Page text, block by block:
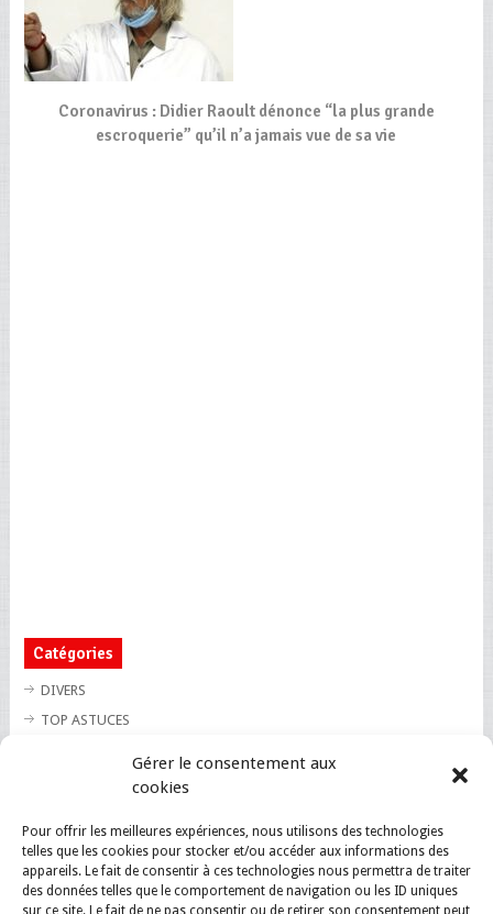
Gérer le consentement aux
cookies
Pour offrir les meilleures expériences, nous utilisons des technologies
telles que les cookies pour stocker et/ou accéder aux informations des
appareils. Le fait de consentir à ces technologies nous permettra de traiter
des données telles que le comportement de navigation ou les ID uniques
sur ce site. Le fait de ne pas consentir ou de retirer son consentement peut
Coronavirus : Didier Raoult dénonce “la plus grande
escroquerie” qu’il n’a jamais vue de sa vie
Catégories
DIVERS
TOP ASTUCES
TOP INSOLITE
TOP SANTE